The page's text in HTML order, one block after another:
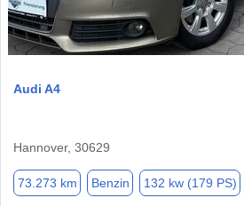
Audi A4
Hannover, 30629
73.273 km Benzin 132 kw (179 PS)